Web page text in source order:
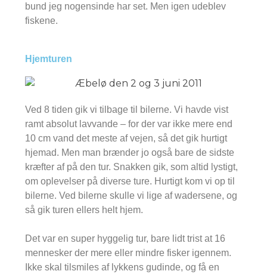
bund jeg nogensinde har set. Men igen udeblev
fiskene.
Hjemturen
Ved 8 tiden gik vi tilbage til bilerne. Vi havde vist
ramt absolut lavvande – for der var ikke mere end
10 cm vand det meste af vejen, så det gik hurtigt
hjemad. Men man brænder jo også bare de sidste
kræfter af på den tur. Snakken gik, som altid lystigt,
om oplevelser på diverse ture. Hurtigt kom vi op til
bilerne. Ved bilerne skulle vi lige af wadersene, og
så gik turen ellers helt hjem.
Det var en super hyggelig tur, bare lidt trist at 16
mennesker der mere eller mindre fisker igennem.
Ikke skal tilsmiles af lykkens gudinde, og få en